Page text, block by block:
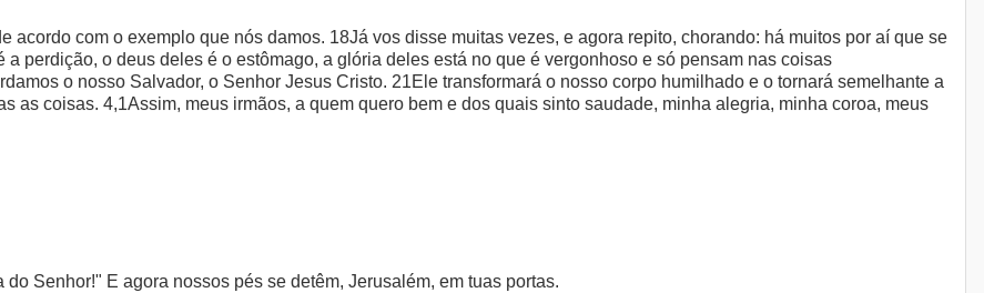
acordo com o exemplo que nós damos. 18Já vos disse muitas vezes, e agora repito, chorando: há muitos por aí que se
perdição, o deus deles é o estômago, a glória deles está no que é vergonhoso e só pensam nas coisas
o nosso Salvador, o Senhor Jesus Cristo. 21Ele transformará o nosso corpo humilhado e o tornará semelhante a
as coisas. 4,1Assim, meus irmãos, a quem quero bem e dos quais sinto saudade, minha alegria, minha coroa, meus
Senhor!" E agora nossos pés se detêm, Jerusalém, em tuas portas.